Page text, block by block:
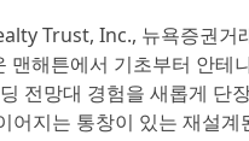
Trust, Inc., 뉴욕증권거
맨해튼에서 기초부터 안테
전망대 경험을 새롭게 단
지는 통창이 있는 재설